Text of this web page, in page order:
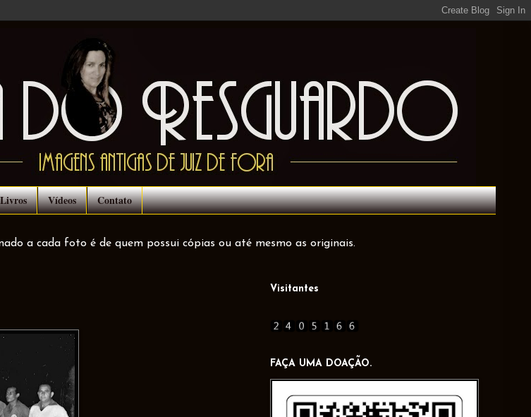
Livros Vídeos Contato
a cada foto é de quem possui cópias ou até mesmo as originais.
Visitantes
FAÇA UMA DOAÇÃO.